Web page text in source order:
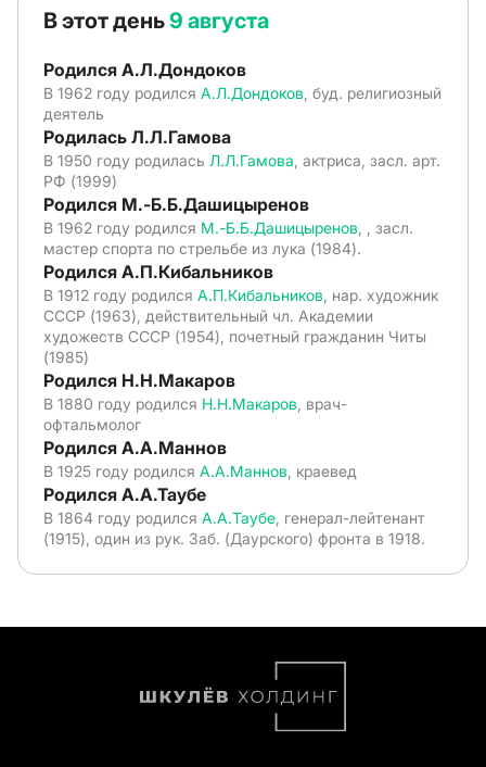
В этот день9 августа
Родился А.Л.Дондоков
В 1962 году родился А.Л.Дондоков , буд. религиозный
деятель
Родилась Л.Л.Гамова
В 1950 году родилась Л.Л.Гамова , актриса, засл. арт.
РФ (1999)
Родился М.-Б.Б.Дашицыренов
В 1962 году родился М.-Б.Б.Дашицыренов , , засл.
мастер спорта по стрельбе из лука (1984).
Родился А.П.Кибальников
В 1912 году родился А.П.Кибальников , нар. художник
СССР (1963), действительный чл. Академии
художеств СССР (1954), почетный гражданин Читы
(1985)
Родился Н.Н.Макаров
В 1880 году родился Н.Н.Макаров , врач-
офтальмолог
Родился А.А.Маннов
В 1925 году родился А.А.Маннов , краевед
Родился А.А.Таубе
В 1864 году родился А.А.Таубе , генерал-лейтенант
(1915), один из рук. Заб. (Даурского) фронта в 1918.